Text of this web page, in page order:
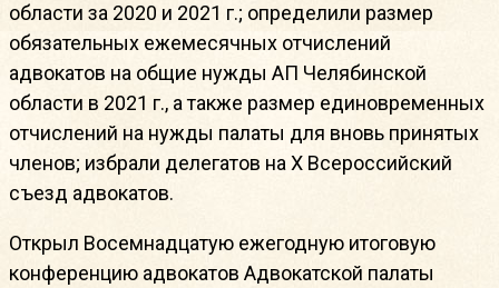
области за 2020 и 2021 г.; определили размер
обязательных ежемесячных отчислений
адвокатов на общие нужды АП Челябинской
области в 2021 г., а также размер единовременных
отчислений на нужды палаты для вновь принятых
членов; избрали делегатов на X Всероссийский
съезд адвокатов.
Открыл Восемнадцатую ежегодную итоговую
конференцию адвокатов Адвокатской палаты